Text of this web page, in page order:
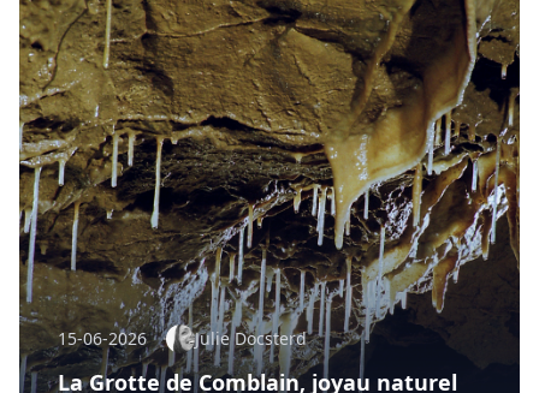
15-06-2026 Julie Docsterd
La Grotte de Comblain, joyau naturel